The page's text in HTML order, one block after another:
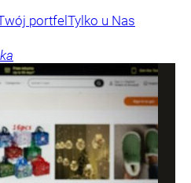
portfelTylko u Nas